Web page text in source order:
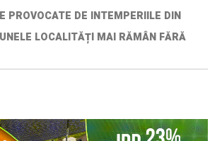
PROVOCATE DE INTEMPERIILE DIN
LOCALITĂȚI MAI RĂMÂN FĂRĂ